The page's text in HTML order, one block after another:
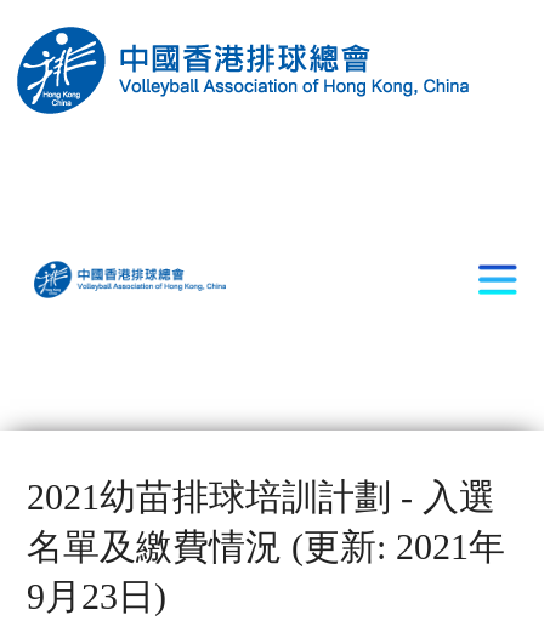
2021幼苗排球培訓計劃 - 入選
名單及繳費情況 (更新: 2021年
9月23日)